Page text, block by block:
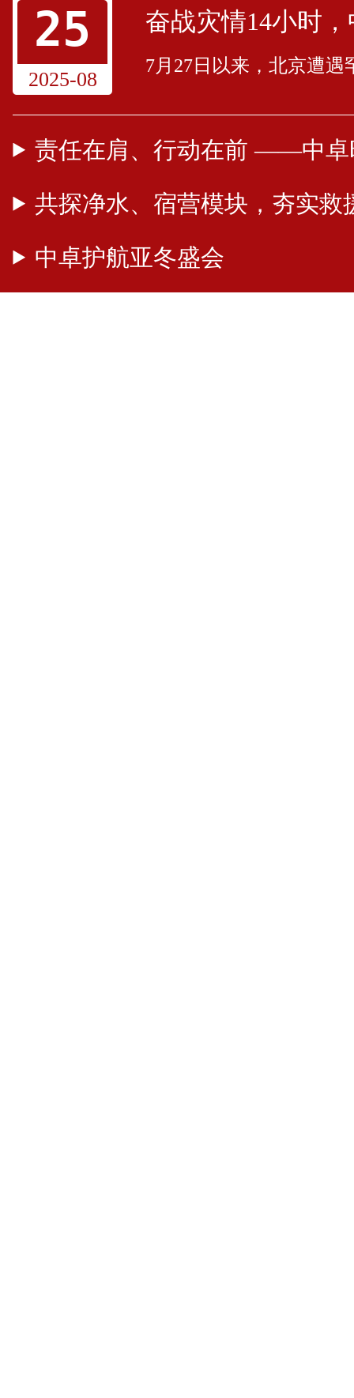
25
2025-08
7月27日以来，北京遭
共探净水、宿营模块，夯实救
中卓护航亚冬盛会